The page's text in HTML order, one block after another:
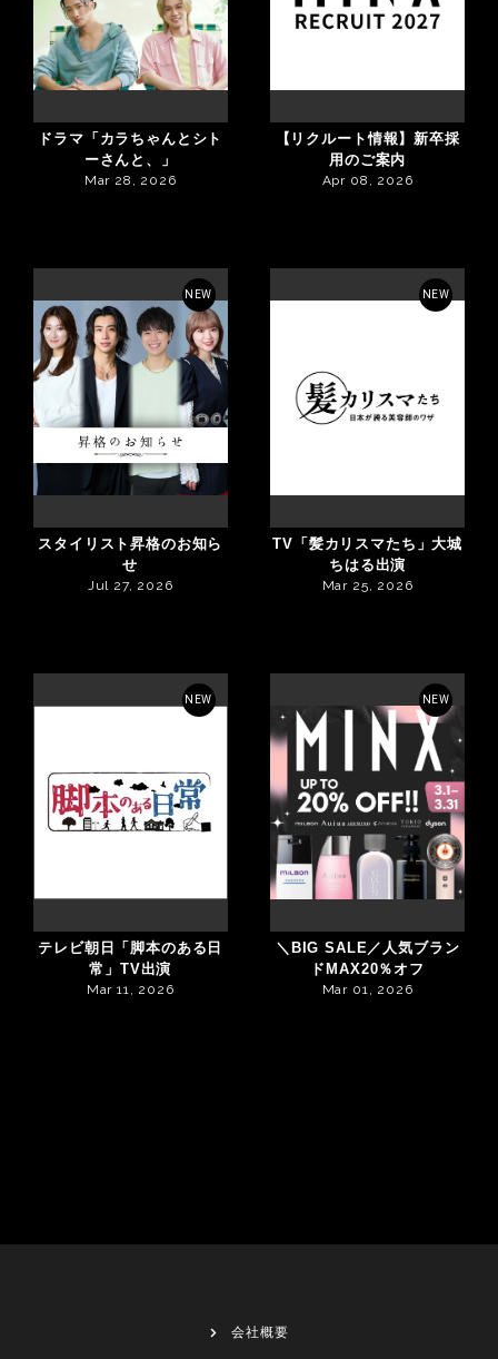
ドラマ「カラちゃんとシト
ーさんと、」
Mar 28, 2026
【リクルート情報】新卒採
用のご案内
Apr 08, 2026
NEW
スタイリスト昇格のお知ら
せ
Jul 27, 2026
NEW
TV「髪カリスマたち」大城
ちはる出演
Mar 25, 2026
NEW
テレビ朝日「脚本のある日
常」TV出演
Mar 11, 2026
NEW
＼BIG SALE／人気ブラン
ドMAX20％オフ
Mar 01, 2026
会社概要